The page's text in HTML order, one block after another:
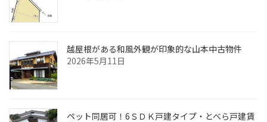
越屋根がある和風外観が印象的な山本中古物件
2026年5月11日
ペット同居可！6ＳＤＫ戸建タイプ・とべら戸建賃